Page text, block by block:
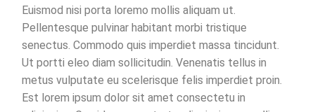
Euismod nisi porta loremo mollis aliquam ut.
Pellentesque pulvinar habitant morbi tristique
senectus. Commodo quis imperdiet massa tincidunt.
Ut portti eleo diam sollicitudin. Venenatis tellus in
metus vulputate eu scelerisque felis imperdiet proin.
Est lorem ipsum dolor sit amet consectetu in